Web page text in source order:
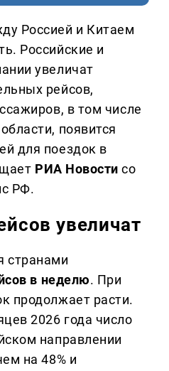
Россией и Китаем
Российские и
увеличат
рейсов,
в том числе
появится
для поездок в
РИА Новости со
РФ.
увеличат
странами
в неделю. При
продолжает расти.
2026 года число
направлении
на 48% и